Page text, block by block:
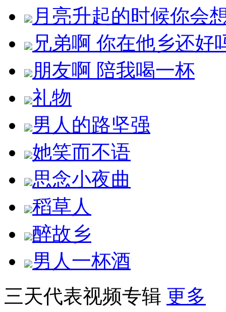
月亮升起的时候你会
兄弟啊 你在他乡还好
朋友啊 陪我喝一杯
礼物
男人的路坚强
她笑而不语
思念小夜曲
稻草人
醉故乡
男人一杯酒
三天代表视频专辑 更多